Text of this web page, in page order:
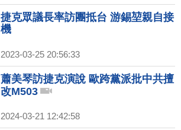
捷克眾議長率訪團抵台 游錫堃親自接
機
2023-03-25 20:56:33
蕭美琴訪捷克演說 歐跨黨派批中共擅
改M503
2024-03-21 12:42:58